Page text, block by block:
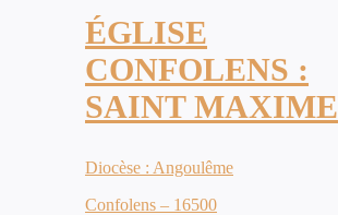
ÉGLISE
CONFOLENS :
SAINT MAXIME
Diocèse : Angoulême
Confolens – 16500